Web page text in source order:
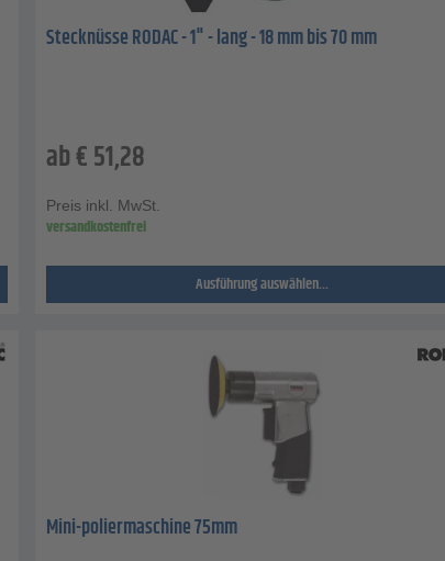
Stecknüsse RODAC - 1" - lang - 18 mm bis 70 mm
ab€51,28
Preis inkl. MwSt.
versandkostenfrei
Ausführung auswählen...
Mini-poliermaschine 75mm